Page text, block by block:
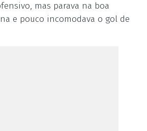
mas parava na boa
e pouco incomodava o gol de